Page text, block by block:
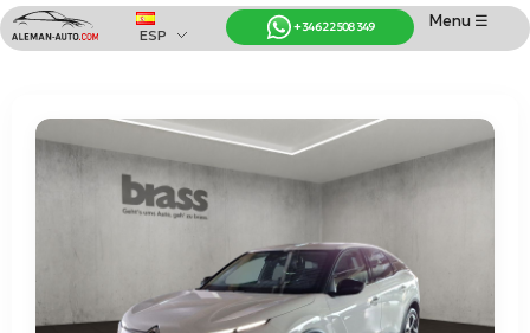
Coches de Alemania
Importación de Coches de Alemania
Menu ☰
+34 622 508 349
ESP